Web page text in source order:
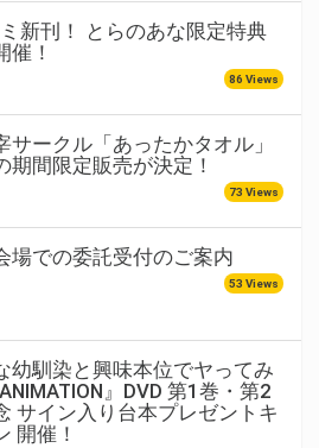
新刊！ とらのあな限定特典
催！
86 Views
サークル「あったかタオル」
期間限定販売が決定！
73 Views
場での委託受付のご案内
53 Views
幼馴染と興味本位でヤってみ
』DVD 第1巻・第2
サイン入り台本プレゼントキ
開催！